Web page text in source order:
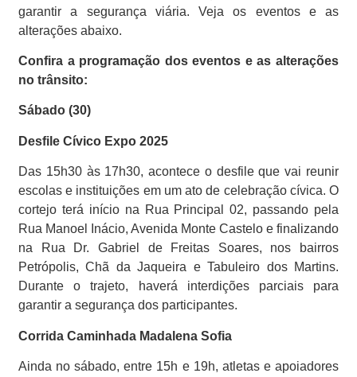
garantir a segurança viária. Veja os eventos e as
alterações abaixo.
Confira a programação dos eventos e as alterações
no trânsito:
Sábado (30)
Desfile Cívico Expo 2025
Das 15h30 às 17h30, acontece o desfile que vai reunir
escolas e instituições em um ato de celebração cívica. O
cortejo terá início na Rua Principal 02, passando pela
Rua Manoel Inácio, Avenida Monte Castelo e finalizando
na Rua Dr. Gabriel de Freitas Soares, nos bairros
Petrópolis, Chã da Jaqueira e Tabuleiro dos Martins.
Durante o trajeto, haverá interdições parciais para
garantir a segurança dos participantes.
Corrida Caminhada Madalena Sofia
Ainda no sábado, entre 15h e 19h, atletas e apoiadores